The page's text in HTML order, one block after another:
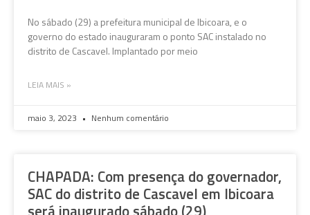
No sábado (29) a prefeitura municipal de Ibicoara, e o
governo do estado inauguraram o ponto SAC instalado no
distrito de Cascavel. Implantado por meio
LEIA MAIS »
maio 3, 2023 Nenhum comentário
CHAPADA: Com presença do governador,
SAC do distrito de Cascavel em Ibicoara